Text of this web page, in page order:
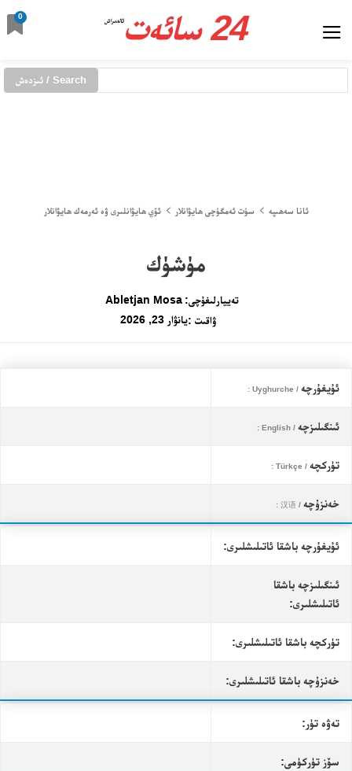
24 سائەت ئالدىراش
0
Search / ئىزدەش
ئانا سەھىپە سۈت ئەمگۈچى ھايۋانلار ئۆي ھايۋانلىرى ۋە ئەرمەك ھايۋانلار
مۈشۈك
تەييارلىغۇچى: Abletjan Mosa
ۋاقىت :يانۋار 23, 2026
ئۇيغۇرچە / Uyghurche :
ئىنگىلىزچە / English :
تۈركچە / Türkçe :
خەنزۇچە / 汉语 :
ئۇيغۇرچە باشقا ئاتىلىشلىرى:
ئىنگىلىزچە باشقا
ئاتىلىشلىرى:
تۈركچە باشقا ئاتىلىشلىرى:
خەنزۇچە باشقا ئاتىلىشلىرى:
تەۋە تۈر:
سۆز تۈركۈمى: